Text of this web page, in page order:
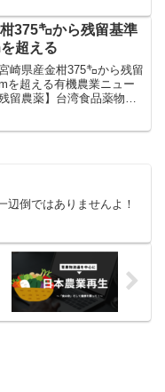
担当の地元...
375㌔から残留基準
超える
崎県産金柑375㌔から残留
を超える有機農業ニュー
留農薬】台湾食品薬物管
辺倒ではありませんよ！